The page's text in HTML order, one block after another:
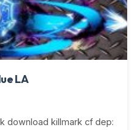
LA
download killmark cf dep: